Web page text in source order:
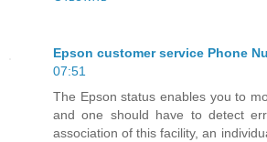
Epson customer service Phone
07:51
The Epson status enables you to
and one should have to detect
association of this facility, an